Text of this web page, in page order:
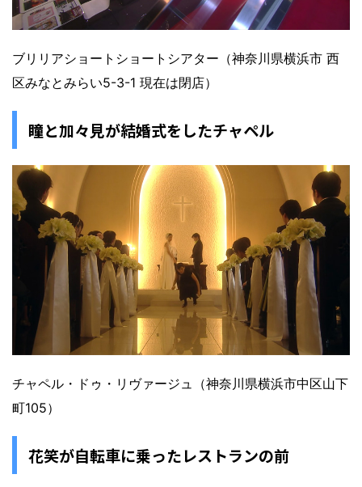
ブリリアショートショートシアター（神奈川県横浜市 西
区みなとみらい5-3-1 現在は閉店）
瞳と加々見が結婚式をしたチャペル
チャペル・ドゥ・リヴァージュ（神奈川県横浜市中区山下
町105）
花笑が自転車に乗ったレストランの前